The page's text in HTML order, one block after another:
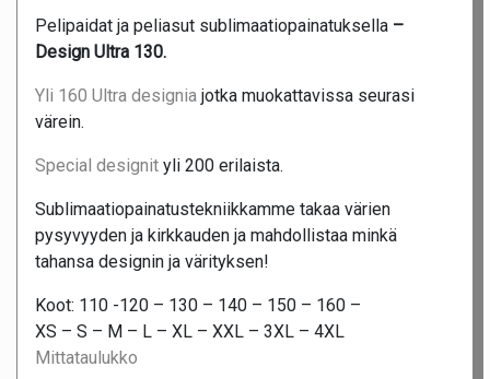
Pelipaidat ja peliasut sublimaatiopainatuksella –
Design Ultra 130.
Yli 160 Ultra designia jotka muokattavissa seurasi
värein.
Special designit yli 200 erilaista.
Sublimaatiopainatustekniikkamme takaa värien
pysyvyyden ja kirkkauden ja mahdollistaa minkä
tahansa designin ja värityksen!
Koot: 110 -120 – 130 – 140 – 150 – 160 –
XS – S – M – L – XL – XXL – 3XL – 4XL
Mittataulukko